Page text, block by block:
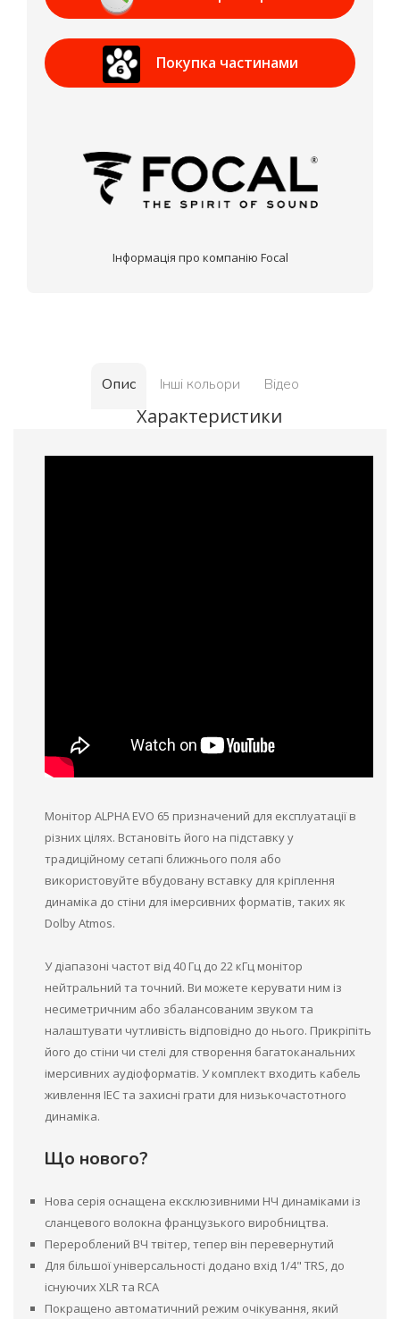
Приват Банк
Покупка частинами
Інформація про компанію Focal
Опис Інші кольори Відео
Характеристики
Монітор ALPHA EVO 65 призначений для експлуатації в
різних цілях. Встановіть його на підставку у
традиційному сетапі ближнього поля або
використовуйте вбудовану вставку для кріплення
динаміка до стіни для імерсивних форматів, таких як
Dolby Atmos.
У діапазоні частот від 40 Гц до 22 кГц монітор
нейтральний та точний. Ви можете керувати ним із
несиметричним або збалансованим звуком та
налаштувати чутливість відповідно до нього. Прикріпіть
його до стіни чи стелі для створення багатоканальних
імерсивних аудіоформатів. У комплект входить кабель
живлення IEC та захисні грати для низькочастотного
динаміка.
Що нового?
Нова серія оснащена ексклюзивними НЧ динаміками із
сланцевого волокна французького виробництва.
Перероблений ВЧ твітер, тепер він перевернутий
Для більшої універсальності додано вхід 1/4" TRS, до
існуючих XLR та RCA
Покращено автоматичний режим очікування, який